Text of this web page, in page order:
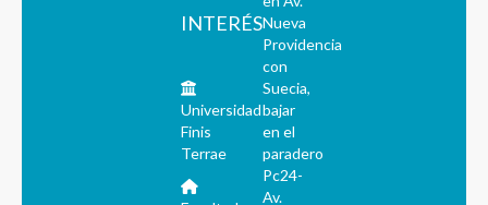
INTERÉS
Universidad
Finis
Terrae
Nueva
Providencia
con
Suecia,
bajar
en el
paradero
Pc24-
Av.